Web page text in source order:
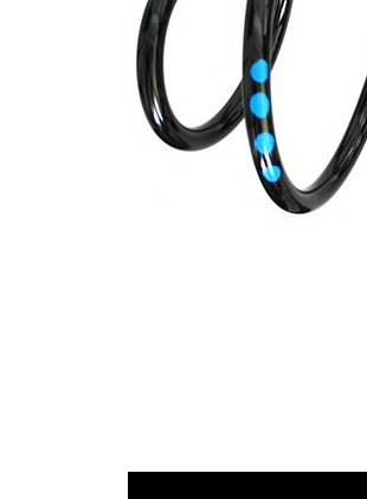
průměrem
Vnější
průměr
147 mm
Doplňkový
výrobek/
doplňkové
info
bez
pouzdra
5,75